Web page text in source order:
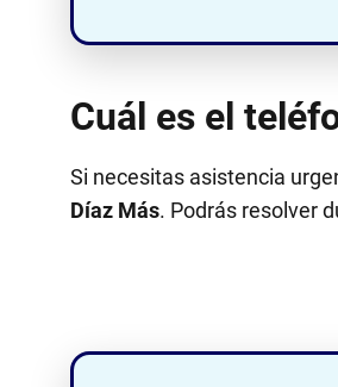
Cuál es el
Si necesitas asistencia
Díaz Más. Podrás resolver